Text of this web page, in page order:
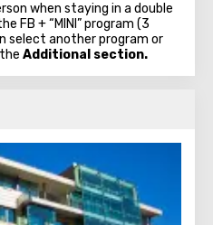
when staying in a double
FB + “MINI” program (3
select another program or
Additional section.